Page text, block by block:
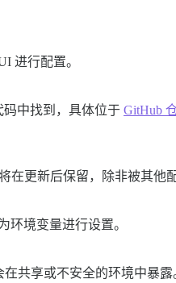
进行配置。
码中找到，具体位于 GitHub
在更新后保留，除非被其他
环境变量进行设置。
共享或不安全的环境中暴露